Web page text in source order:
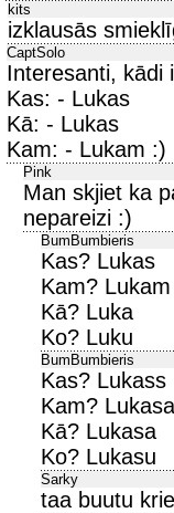
kits
izklausās
CaptSolo
Interesanti, kādi
Kas: - Lukas
Kā: - Lukas
Kam: - Lukam :)
Pink
Man skjiet ka
nepareizi :)
BumBumbieris
Kas? Lukas
Kam? Lukam
Kā? Luka
Ko? Luku
BumBumbieris
Kas? Lukass
Kam?
Kā? Lukasa
Ko? Lukasu
Sarky
taa buutu